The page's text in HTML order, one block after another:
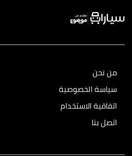
من نحن
سياسة الخصوصية
اتفاقية الاستخدام
اتصل بنا